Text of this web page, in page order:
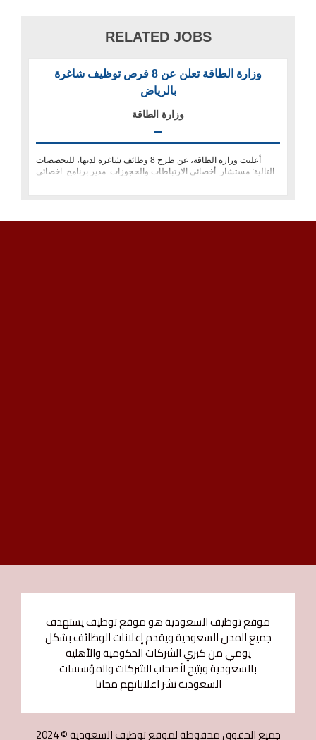
RELATED JOBS
وزارة الطاقة تعلن عن 8 فرص توظيف شاغرة
بالرياض
وزارة الطاقة
أعلنت وزارة الطاقة، عن طرح 8 وظائف شاغرة لديها، للتخصصات
التالية: مستشار. أخصائي الارتباطات والحجوزات. مدير برنامج. اخصائي
موقع توظيف السعودية هو موقع توظيف يستهدف
جميع المدن السعودية ويقدم إعلانات الوظائف بشكل
يومي من كبري الشركات الحكومية والأهلية
بالسعودية ويتيح لأصحاب الشركات والمؤسسات
السعودية نشر اعلاناتهم مجانا
جميع الحقوق محفوظة لموقع توظيف السعودية © 2024